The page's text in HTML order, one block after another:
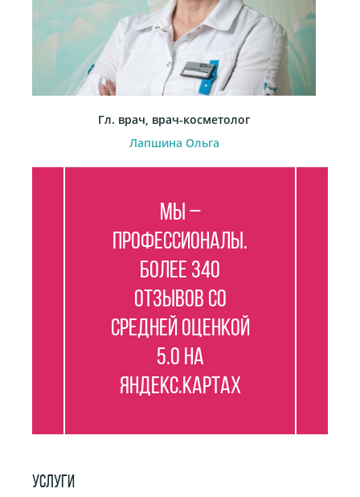
УСЛУГИ
Гл. врач, врач-косметолог
Лапшина Ольга
Мы –
профессионалы.
Более 340
отзывов со
средней оценкой
5.0 на
Яндекс.Картах